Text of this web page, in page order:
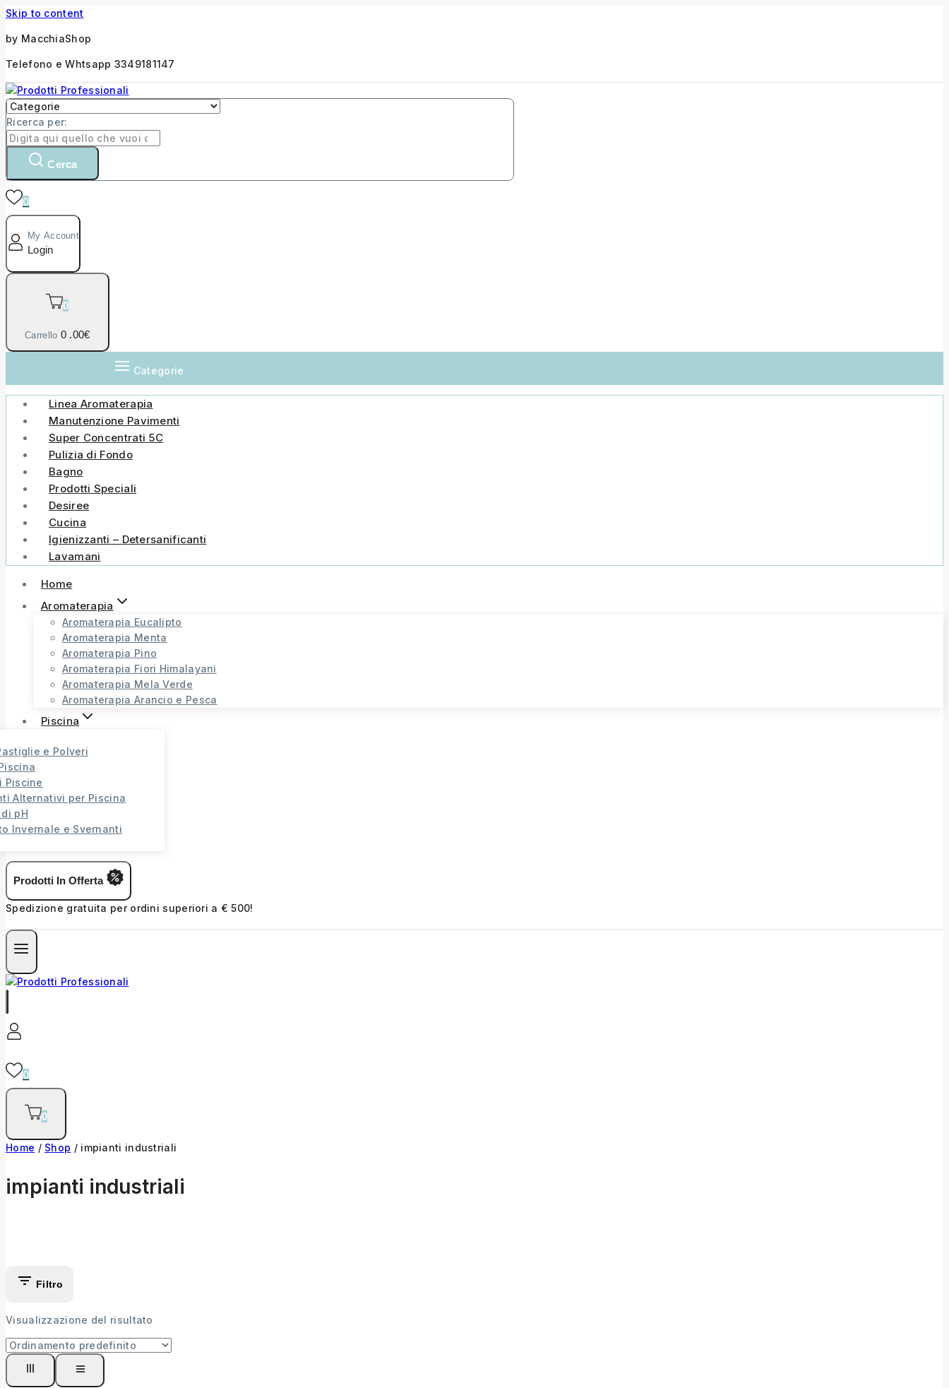
Skip to content
by MacchiaShop
Telefono e Whtsapp 3349181147
Ricerca per:
Cerca
0
My Account
Login
0
Carrello 0 .00€
Categorie
Linea Aromaterapia
Manutenzione Pavimenti
Super Concentrati 5C
Pulizia di Fondo
Bagno
Prodotti Speciali
Desiree
Cucina
Igienizzanti – Detersanificanti
Lavamani
Home
Aromaterapia
Aromaterapia Eucalipto
Aromaterapia Menta
Aromaterapia Pino
Aromaterapia Fiori Himalayani
Aromaterapia Mela Verde
Aromaterapia Arancio e Pesca
Piscina
e Polveri
Piscine
Alternativi per Piscina
pH
Invernale e Svernanti
Prodotti In Offerta
Spedizione gratuita per ordini superiori a € 500!
0
0
Home / Shop / impianti industriali
impianti industriali
Filtro
Visualizzazione del risultato